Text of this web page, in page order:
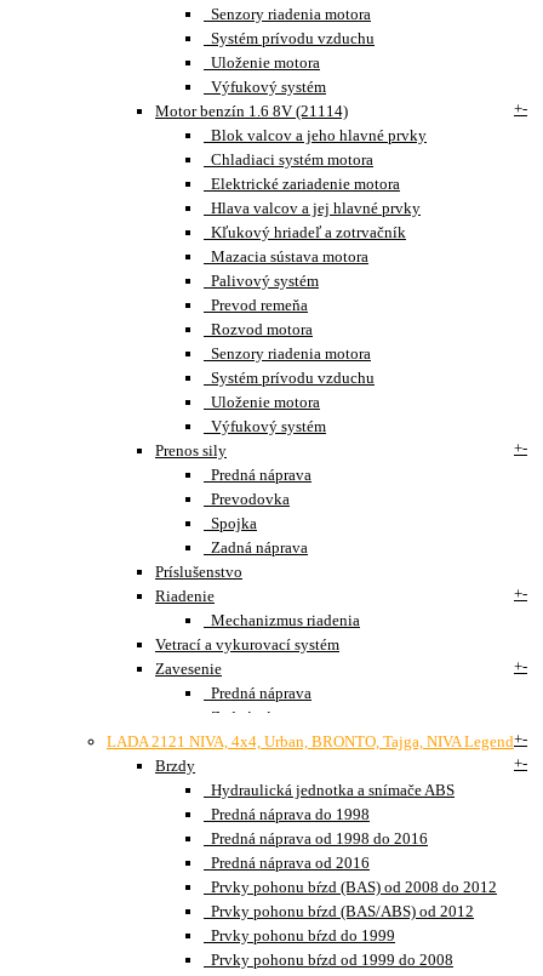
Senzory riadenia motora
Systém prívodu vzduchu
Uloženie motora
Výfukový systém
Motor benzín 1.6 8V (21114)
+-
Blok valcov a jeho hlavné prvky
Chladiaci systém motora
Elektrické zariadenie motora
Hlava valcov a jej hlavné prvky
Kľukový hriadeľ a zotrvačník
Mazacia sústava motora
Palivový systém
Prevod remeňa
Rozvod motora
Senzory riadenia motora
Systém prívodu vzduchu
Uloženie motora
Výfukový systém
Prenos sily
+-
Predná náprava
Prevodovka
Spojka
Zadná náprava
Príslušenstvo
Riadenie
+-
Mechanizmus riadenia
Vetrací a vykurovací systém
Zavesenie
+-
Predná náprava
Zadná náprava
LADA 2121 NIVA, 4x4, Urban, BRONTO, Tajga, NIVA Legend+-
Brzdy
+-
Hydraulická jednotka a snímače ABS
Predná náprava do 1998
Predná náprava od 1998 do 2016
Predná náprava od 2016
Prvky pohonu bŕzd (BAS) od 2008 do 2012
Prvky pohonu bŕzd (BAS/ABS) od 2012
Prvky pohonu bŕzd do 1999
Prvky pohonu bŕzd od 1999 do 2008